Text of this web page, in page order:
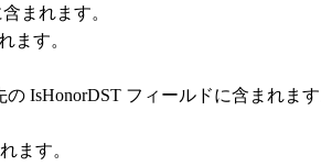
まれます。
ます。
IsHonorDST フィールドに含まれます
ます。